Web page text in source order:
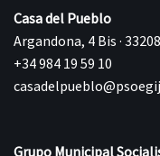
Casa del Pueblo
Argandona, 4 Bis ·
+34 984 19 59 10
Grupo Municipal